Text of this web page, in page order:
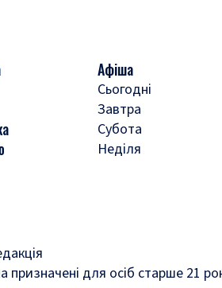
Афіша
Сьогодні
Завтра
Субота
Неділя
призначені для осіб старше 21